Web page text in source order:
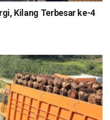
Kilang Terbesar ke-4